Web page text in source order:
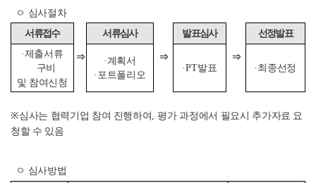
ㅇ 심사절차
서류접수
⇒
서류심사
⇒
발표심사
⇒
선정발표
·제출서류
구비
및 참여신청
·계획서
· 포트폴리오
·PT발표 · 최종선정
※심사는 협력기업 참여 진행하여 ,평가 과정에서 필요시 추가자료 요
청할 수 있음
ㅇ 심사방법